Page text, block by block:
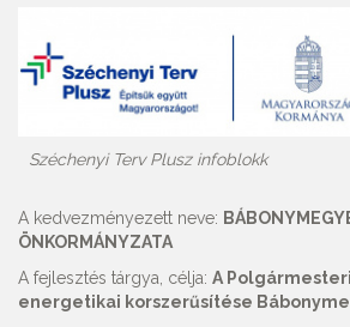
Széchenyi Terv Plusz infoblokk
A kedvezményezett neve:
ÖNKORMÁNYZATA
A fejlesztés tárgya, célja: A
energetikai korszerűsítése